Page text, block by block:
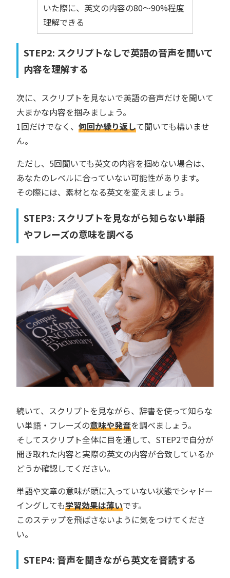
いた際に、英文の内容の80〜90%程度
理解できる
STEP2: スクリプトなしで英語の音声を聞いて
内容を理解する
次に、スクリプトを見ないで英語の音声だけを聞いて
大まかな内容を掴みましょう。
1回だけでなく、 何回か繰り返して聞いても構いませ
ん。
ただし、5回聞いても英文の内容を掴めない場合は、
あなたのレベルに合っていない可能性があります。
その際には、素材となる英文を変えましょう。
STEP3: スクリプトを見ながら知らない単語
やフレーズの意味を調べる
続いて、スクリプトを見ながら、辞書を使って知らな
い単語・フレーズの意味や発音を調べましょう。
そしてスクリプト全体に目を通して、STEP2で自分が
聞き取れた内容と実際の英文の内容が合致しているか
どうか確認してください。
単語や文章の意味が頭に入っていない状態でシャドー
イングしても学習効果は薄いです。
このステップを飛ばさないように気をつけてくださ
い。
STEP4: 音声を聞きながら英文を音読する